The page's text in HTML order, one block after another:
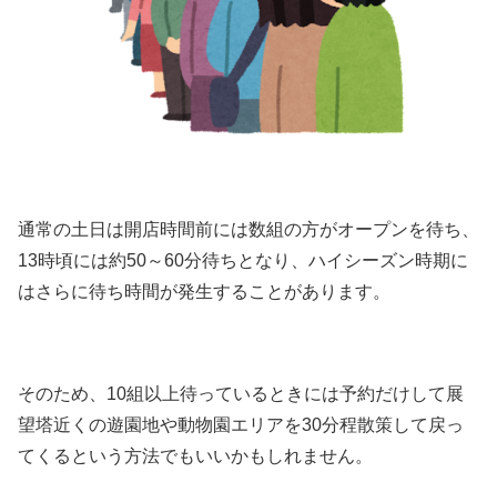
通常の土日は開店時間前には数組の方がオープンを待ち、
13時頃には約50～60分待ちとなり、ハイシーズン時期に
はさらに待ち時間が発生することがあります。
そのため、10組以上待っているときには予約だけして展
望塔近くの遊園地や動物園エリアを30分程散策して戻っ
てくるという方法でもいいかもしれません。